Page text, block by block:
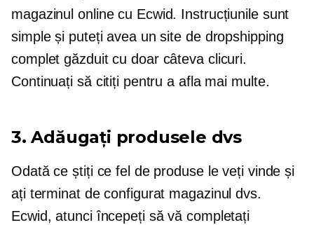
magazinul online cu Ecwid. Instrucțiunile sunt
simple și puteți avea un site de dropshipping
complet găzduit cu doar câteva clicuri.
Continuați să citiți pentru a afla mai multe.
3. Adăugați produsele dvs
Odată ce știți ce fel de produse le veți vinde și
ați terminat de configurat magazinul dvs.
Ecwid, atunci începeți să vă completați